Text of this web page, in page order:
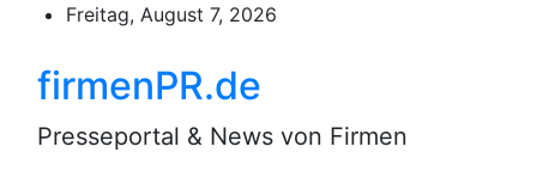
content
Freitag, August 7, 2026
firmenPR.de
Presseportal & News von Firmen